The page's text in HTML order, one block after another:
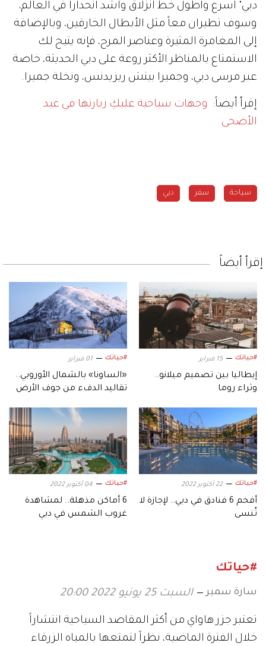
دبي" أسرع وأطول خط انزلاق وأشد انحداراً في العالم،
وسوف تطيران معاً مثل الأبطال الخارقين، وبالإضافة
إلى المغامرة المثيرة وعناصر المرح، فإنه يتيح لك
الاستمتاع بالمناظر الأكثر روعة على دبي الحديثة، خاصة
عبر مرسى دبي، وجميرا بيتش ريزيدنس، ونخلة جميرا.
إقرأ أيضاً: وجهات سياحية عليكِ زيارتها في عيد
الأضحى
سياحة سفر دبي
إقرأ أيضاً
#حياتك 15 فبراير
إيطاليا بين تصميم ميلانو..
وثراء روما
#حياتك 01 فبراير
«الساونا» بالشمال الأوروبي..
تقاليد الدفء من جوف الأرض
#حياتك 22 أكتوبر 2022
أفخم 6 فنادق في دبي.. لإجازة لا
تُنسى
#حياتك 04 أكتوبر 2022
6 أماكن مذهلة.. لمشاهدة
غروب الشمس في دبي
#حياتك
سارة سمير السبت 25 يونيو 2022 20:00
تعتبر جزر هاواي من أكثر المقاصد السياحية انتشاراً
خلال الفترة الماضية، نظراً لتمتعها بالمياه الزرقاء